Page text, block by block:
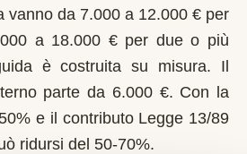
vanno da 7.000 a 12.000 € per
a 18.000 € per due o più
è costruita su misura. Il
parte da 6.000 €. Con la
e il contributo Legge 13/89
ridursi del 50-70%.